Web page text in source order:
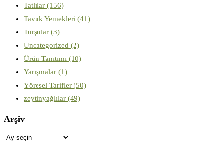
Tatlılar (156)
Tavuk Yemekleri (41)
Turşular (3)
Uncategorized (2)
Ürün Tanıtımı (10)
Yarışmalar (1)
Yöresel Tarifler (50)
zeytinyağlılar (49)
Arşiv
Arşiv